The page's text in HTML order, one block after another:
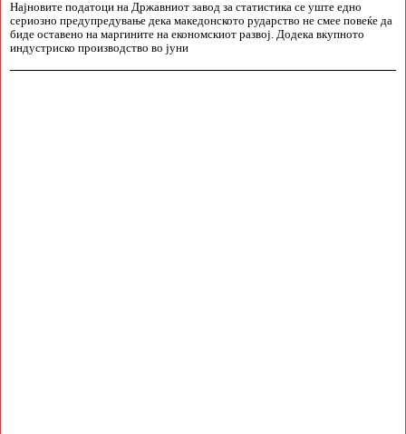
Најновите податоци на Државниот завод за статистика се уште едно
сериозно предупредување дека македонското рударство не смее повеќе да
биде оставено на маргините на економскиот развој. Додека вкупното
индустриско производство во јуни